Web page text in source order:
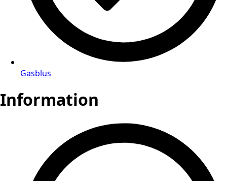
Gasblus
Information